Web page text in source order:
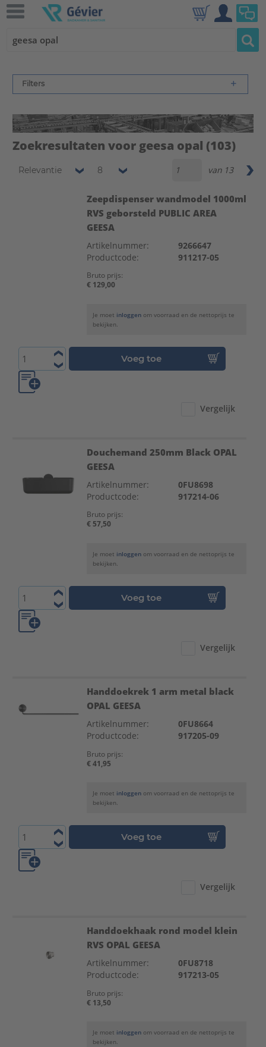
Filters
Zoekresultaten voor geesa opal (103)
Relevantie 8 van 13
Zeepdispenser wandmodel 1000ml
RVS geborsteld PUBLIC AREA
GEESA
Artikelnummer:
9266647
Productcode:
911217-05
Bruto prijs:
€ 129,00
Je moet inloggen om voorraad en de nettoprijs te
bekijken.
Voeg toe
Vergelijk
Douchemand 250mm Black OPAL
GEESA
Artikelnummer:
0FU8698
Productcode:
917214-06
Bruto prijs:
€ 57,50
Je moet inloggen om voorraad en de nettoprijs te
bekijken.
Voeg toe
Vergelijk
Handdoekrek 1 arm metal black
OPAL GEESA
Artikelnummer:
0FU8664
Productcode:
917205-09
Bruto prijs:
€ 41,95
Je moet inloggen om voorraad en de nettoprijs te
bekijken.
Voeg toe
Vergelijk
Handdoekhaak rond model klein
RVS OPAL GEESA
Artikelnummer:
0FU8718
Productcode:
917213-05
Bruto prijs:
€ 13,50
Je moet inloggen om voorraad en de nettoprijs te
bekijken.